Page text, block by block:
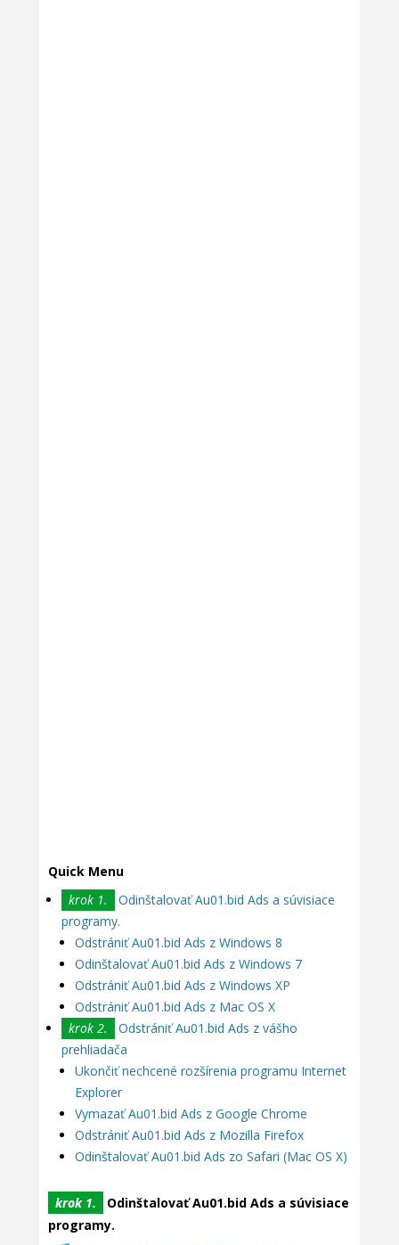
Quick Menu
krok 1.
Odinštalovať Au01.bid Ads a súvisiace
programy.
Odstrániť Au01.bid Ads z Windows 8
Odinštalovať Au01.bid Ads z Windows 7
Odstrániť Au01.bid Ads z Windows XP
Odstrániť Au01.bid Ads z Mac OS X
krok 2.
Odstrániť Au01.bid Ads z vášho
prehliadača
Ukončiť nechcené rozšírenia programu Internet
Explorer
Vymazať Au01.bid Ads z Google Chrome
Odstrániť Au01.bid Ads z Mozilla Firefox
Odinštalovať Au01.bid Ads zo Safari (Mac OS X)
krok 1.
Odinštalovať Au01.bid Ads a súvisiace
programy.